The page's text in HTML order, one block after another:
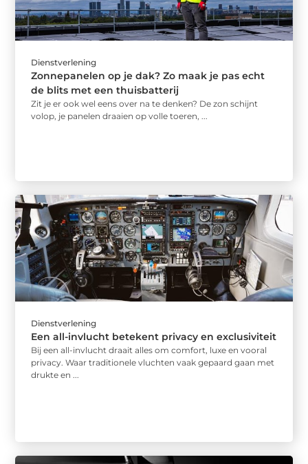
Dienstverlening
Zonnepanelen op je dak? Zo maak je pas echt
de blits met een thuisbatterij
Zit je er ook wel eens over na te denken? De zon schijnt
volop, je panelen draaien op volle toeren, ...
Dienstverlening
Een all-invlucht betekent privacy en exclusiviteit
Bij een all-invlucht draait alles om comfort, luxe en vooral
privacy. Waar traditionele vluchten vaak gepaard gaan met
drukte en ...